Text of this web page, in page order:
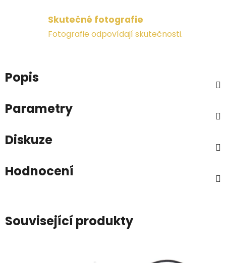
Skutečné fotografie
Fotografie odpovídají skutečnosti.
Popis
Parametry
Diskuze
Hodnocení
Související produkty